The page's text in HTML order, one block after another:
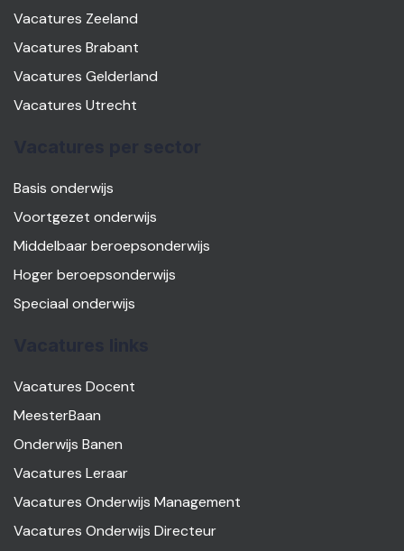
Vacatures Zeeland
Vacatures Brabant
Vacatures Gelderland
Vacatures Utrecht
Basis onderwijs
Voortgezet onderwijs
Middelbaar beroepsonderwijs
Hoger beroepsonderwijs
Speciaal onderwijs
Vacatures Docent
MeesterBaan
Onderwijs Banen
Vacatures Leraar
Vacatures Onderwijs Management
Vacatures Onderwijs Directeur